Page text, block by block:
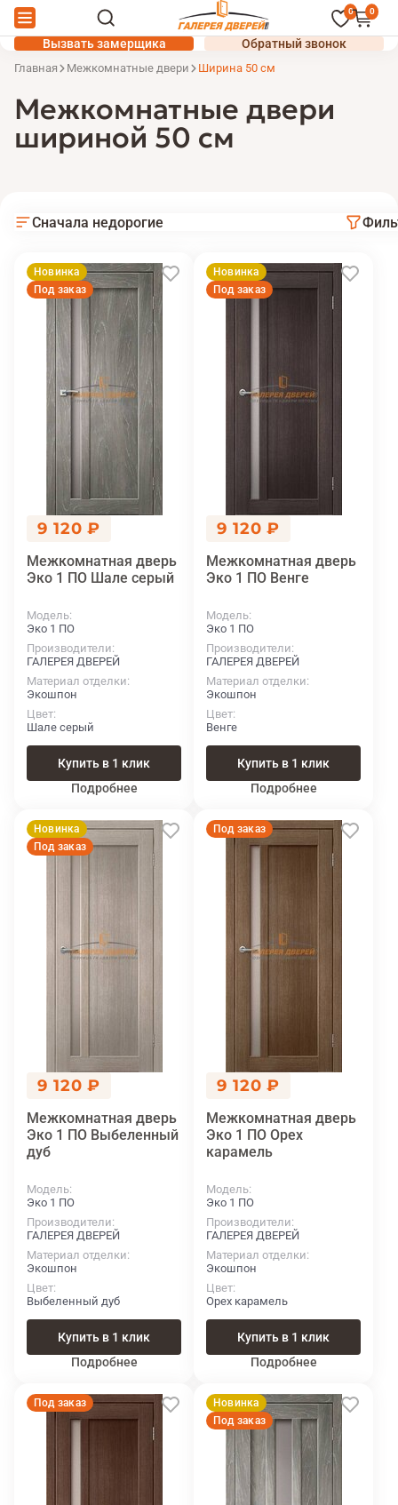
0 0
Вызвать замерщика Обратный звонок
Главная Межкомнатные двери Ширина 50 см
Межкомнатные двери
шириной 50 см
Сначала недорогие
Новинка
Под заказ
9 120 ₽
Межкомнатная дверь
Эко 1 ПО Шале серый
Модель
Эко 1 ПО
Производители
ГАЛЕРЕЯ ДВЕРЕЙ
Материал отделки
Экошпон
Цвет
Шале серый
Купить в 1 клик
Подробнее
Новинка
Под заказ
9 120 ₽
Межкомнатная дверь
Эко 1 ПО Венге
Модель
Эко 1 ПО
Производители
ГАЛЕРЕЯ ДВЕРЕЙ
Материал отделки
Экошпон
Цвет
Венге
Купить в 1 клик
Подробнее
Новинка
Под заказ
9 120 ₽
Межкомнатная дверь
Эко 1 ПО Выбеленный
дуб
Модель
Эко 1 ПО
Производители
ГАЛЕРЕЯ ДВЕРЕЙ
Материал отделки
Экошпон
Цвет
Выбеленный дуб
Купить в 1 клик
Подробнее
Под заказ
9 120 ₽
Межкомнатная дверь
Эко 1 ПО Орех
карамель
Модель
Эко 1 ПО
Производители
ГАЛЕРЕЯ ДВЕРЕЙ
Материал отделки
Экошпон
Цвет
Орех карамель
Купить в 1 клик
Подробнее
Под заказ
Новинка
Под заказ